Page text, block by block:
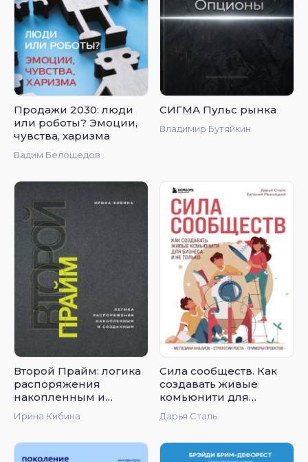
Продажи 2030: люди
или роботы? Эмоции,
чувства, харизма
Вадим Белошедов
СИГМА Пульс рынка
Владимир Бутяйкин
Второй Прайм: логика
распоряжения
накопленным и
созданным
Ирина Кибина
Сила сообществ. Как
создавать живые
комьюнити для
бизнеса и не только
Дарья Сталь